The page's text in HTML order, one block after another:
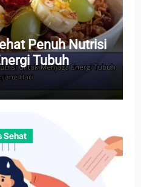
Penuh Nutrisi
Tubuh
Sehat